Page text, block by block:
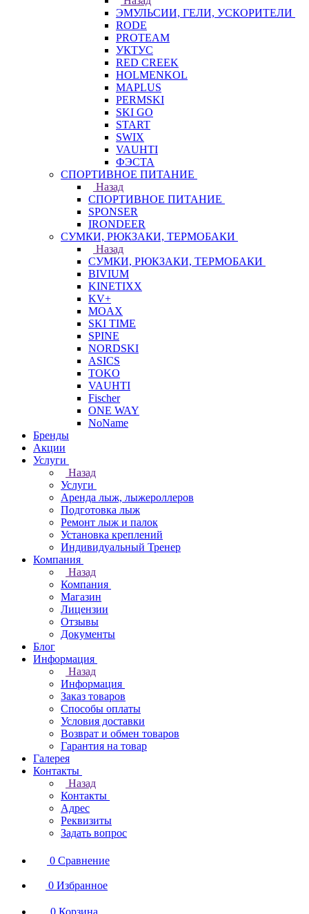
ЭМУЛЬСИИ, ГЕЛИ, УСКОРИТЕЛИ
RODE
PROTEAM
УКТУС
RED CREEK
HOLMENKOL
MAPLUS
PERMSKI
SKI GO
START
SWIX
VAUHTI
ФЭСТА
СПОРТИВНОЕ ПИТАНИЕ
Назад
СПОРТИВНОЕ ПИТАНИЕ
SPONSER
IRONDEER
СУМКИ, РЮКЗАКИ, ТЕРМОБАКИ
Назад
СУМКИ, РЮКЗАКИ, ТЕРМОБАКИ
BIVIUM
KINETIXX
KV+
MOAX
SKI TIME
SPINE
NORDSKI
ASICS
TOKO
VAUHTI
Fischer
ONE WAY
NoName
Бренды
Акции
Услуги
Назад
Услуги
Аренда лыж, лыжероллеров
Подготовка лыж
Ремонт лыж и палок
Установка креплений
Индивидуальный Тренер
Компания
Назад
Компания
Магазин
Лицензии
Отзывы
Документы
Блог
Информация
Назад
Информация
Заказ товаров
Способы оплаты
Условия доставки
Возврат и обмен товаров
Гарантия на товар
Галерея
Контакты
Назад
Контакты
Адрес
Реквизиты
Задать вопрос
0 Сравнение
0 Избранное
0 Корзина